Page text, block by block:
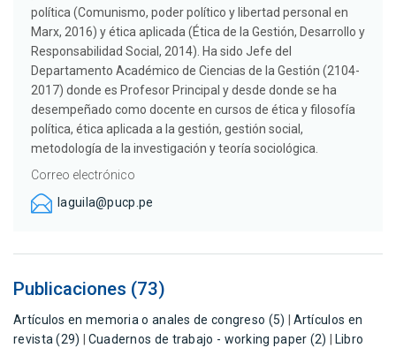
política (Comunismo, poder político y libertad personal en
Marx, 2016) y ética aplicada (Ética de la Gestión, Desarrollo y
Responsabilidad Social, 2014). Ha sido Jefe del
Departamento Académico de Ciencias de la Gestión (2104-
2017) donde es Profesor Principal y desde donde se ha
desempeñado como docente en cursos de ética y filosofía
política, ética aplicada a la gestión, gestión social,
metodología de la investigación y teoría sociológica.
Correo electrónico
laguila@pucp.pe
Publicaciones (73)
Artículos en memoria o anales de congreso (5)
Artículos en
revista (29)
Cuadernos de trabajo - working paper (2)
Libro